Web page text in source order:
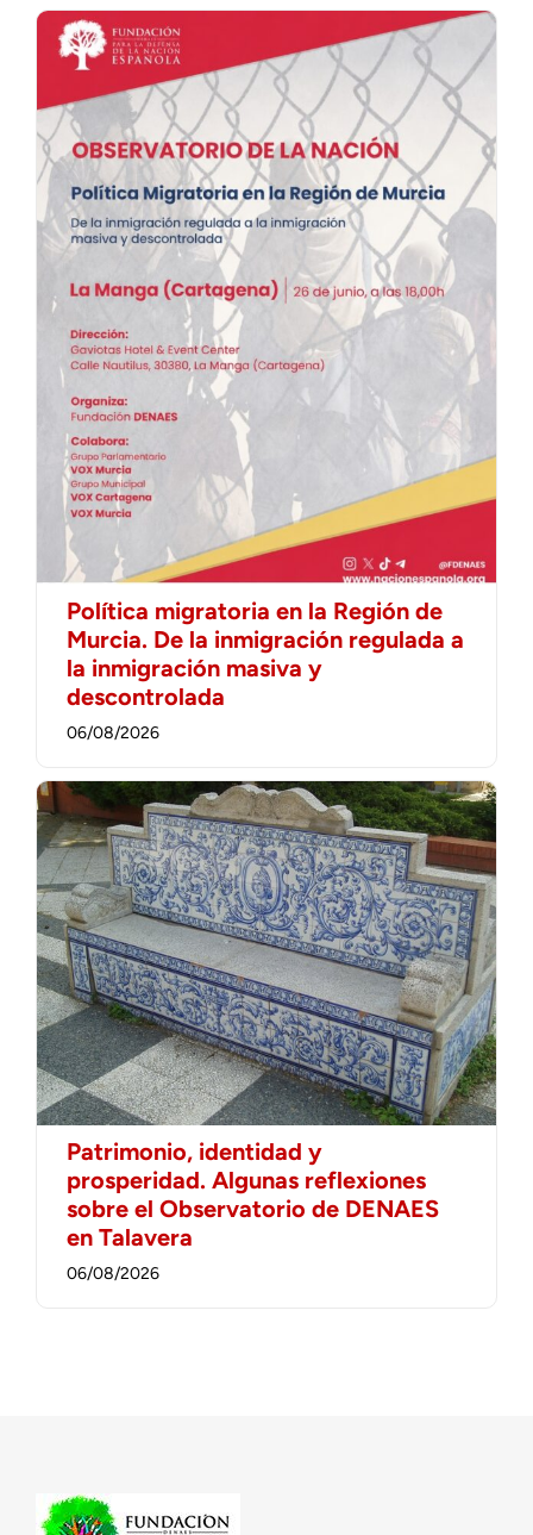
Política migratoria en la Región de
Murcia. De la inmigración regulada a
la inmigración masiva y
descontrolada
06/08/2026
Patrimonio, identidad y
prosperidad. Algunas reflexiones
sobre el Observatorio de DENAES
en Talavera
06/08/2026